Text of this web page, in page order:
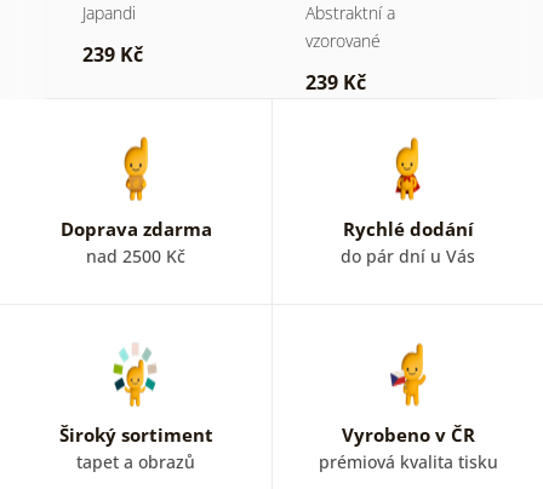
Japandi
239 Kč
Abstraktní a
vzorované
239 Kč
Doprava zdarma
nad 2500 Kč
Rychlé dodání
do pár dní u Vás
Široký sortiment
tapet a obrazů
Vyrobeno v ČR
prémiová kvalita tisku